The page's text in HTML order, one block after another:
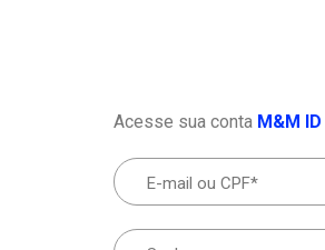
Acesse sua conta M&M ID